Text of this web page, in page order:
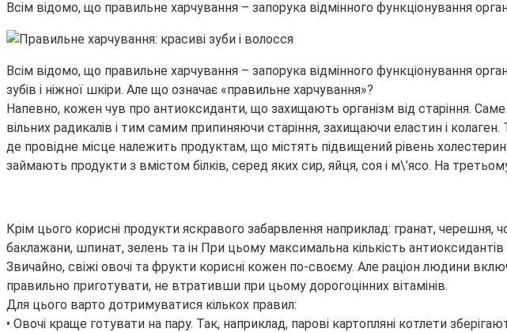
Всім відомо, що правильне харчування – запорука відмінного функціонування
Всім відомо, що правильне харчування – запорука відмінного функціонування
зубів і ніжної шкіри. Але що означає «правильне харчування»?
Напевно, кожен чув про антиоксиданти, що захищають організм від старіння.
вільних радикалів і тим самим припиняючи старіння, захищаючи еластин і
де провідне місце належить продуктам, що містять підвищений рівень
займають продукти з вмістом білків, серед яких сир, яйця, соя і м\’ясо. На
Крім цього корисні продукти яскравого забарвлення наприклад: гранат,
баклажани, шпинат, зелень та ін При цьому максимальна кількість антиоксидантів
Звичайно, свіжі овочі та фрукти корисні кожен по-своєму. Але раціон людини
правильно приготувати, не втративши при цьому дорогоцінних вітамінів.
Для цього варто дотримуватися кількох правил:
• Овочі краще готувати на пару. Так, наприклад, парові картопляні котлети